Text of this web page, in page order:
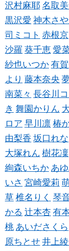
沢村麻耶 名取
黒沢愛 神木さ
司ミコト 赤根京
沙羅 葵千恵 愛
紗也いつか 有
より 藤本奈央
南菜々 長谷川
き 舞園かりん
ロア 早川凛 椿
由梨香 坂口れな
大塚れん 樹花凜
絢森いちか あ
いさ 宮崎愛莉
草 椎名りく 琴
かる 辻本杏 有
桃 あいださくら
原ちとせ 井上